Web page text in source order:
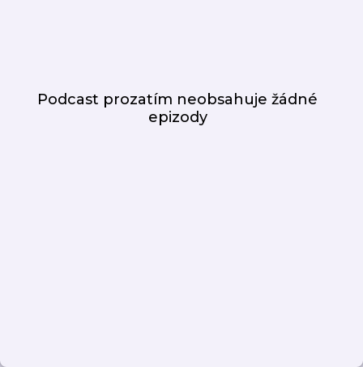
Podcast prozatím neobsahuje žádné
epizody